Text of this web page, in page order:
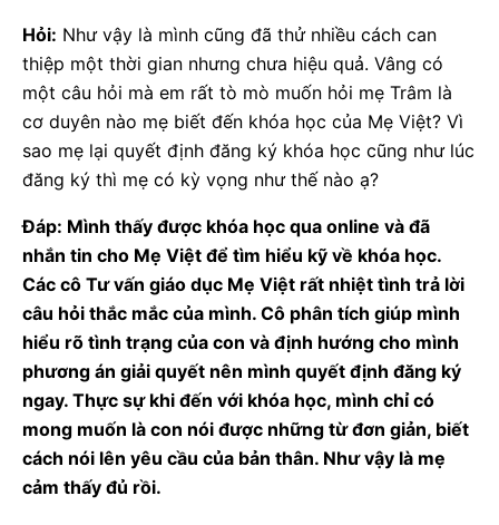
Hỏi: Như vậy là mình cũng đã thử nhiều cách can
thiệp một thời gian nhưng chưa hiệu quả. Vâng có
một câu hỏi mà em rất tò mò muốn hỏi mẹ Trâm là
cơ duyên nào mẹ biết đến khóa học của Mẹ Việt? Vì
sao mẹ lại quyết định đăng ký khóa học cũng như lúc
đăng ký thì mẹ có kỳ vọng như thế nào ạ?
Đáp: Mình thấy được khóa học qua online và đã
nhắn tin cho Mẹ Việt để tìm hiểu kỹ về khóa học.
Các cô Tư vấn giáo dục Mẹ Việt rất nhiệt tình trả lời
câu hỏi thắc mắc của mình. Cô phân tích giúp mình
hiểu rõ tình trạng của con và định hướng cho mình
phương án giải quyết nên mình quyết định đăng ký
ngay. Thực sự khi đến với khóa học, mình chỉ có
mong muốn là con nói được những từ đơn giản, biết
cách nói lên yêu cầu của bản thân. Như vậy là mẹ
cảm thấy đủ rồi.